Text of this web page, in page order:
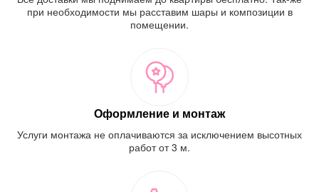
при необходимости мы расставим шары и композиции в
помещении.
Оформление и монтаж
Услуги монтажа не оплачиваются за исключением высотных
работ от 3 м.